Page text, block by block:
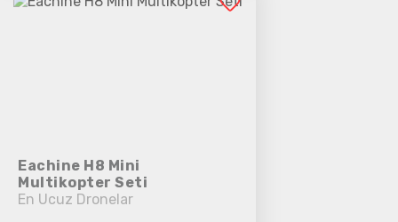
Eachine H8 Mini
Multikopter Seti
En Ucuz Dronelar